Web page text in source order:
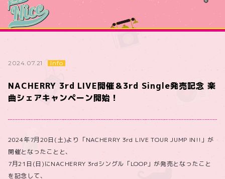
2024.07.21 Info
NACHERRY 3rd LIVE開催＆3rd Single発売記念 楽
曲シェアキャンペーン開始！
2024年7月20日(土)より「NACHERRY 3rd LIVE TOUR JUMP IN!!」が
開催となったことと、
7月21日(日)にNACHERRY 3rdシングル「LOOP」が発売となったこと
を記念して、